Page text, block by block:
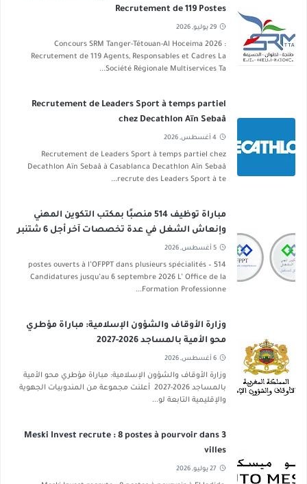
Recrutement de 119 Postes
29 يوليو, 2026
Concours SRM Tanger-Tétouan-Al Hoceima 2026 :
Recrutement de 119 Agents, Responsables et Cadres La
Société Régionale Multiservices Ta...
Recrutement de Leaders Sport à temps partiel
chez Decathlon Aïn Sebaâ
4 أغسطس, 2026
Recrutement de Leaders Sport à temps partiel chez
Decathlon Aïn Sebaâ à Casablanca Decathlon Aïn Sebaâ
recrute des Leaders Sport à te...
مباراة توظيف 514 منصبًا بمكتب التكوين المهني
وإنعاش الشغل في عدة تخصصات آخر أجل 6 شتنبر
2026
5 أغسطس, 2026
514 postes ouverts à l’OFPPT dans plusieurs spécialités –
Candidatures jusqu’au 6 septembre 2026 L’ Office de la
Formation Professionne...
وزارة الأوقاف والشؤون الإسلامية: مباراة مؤطري
محو الأمية بالمساجد 2026-2027
6 أغسطس, 2026
وزارة الأوقاف والشؤون الإسلامية: مباراة مؤطري محو الأمية
بالمساجد 2026-2027 أعلنت مجموعة من المندوبيات الجهوية
والإقليمية التابعة لو...
Meski Invest recrute : 8 postes à pourvoir dans 3
villes
27 يوليو, 2026